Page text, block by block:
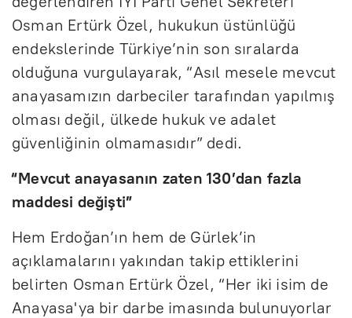
Osman Ertürk Özel, hukukun üstünlüğü
endekslerinde Türkiye’nin son sıralarda
olduğuna vurgulayarak, “Asıl mesele mevcut
anayasamızın darbeciler tarafından yapılmış
olması değil, ülkede hukuk ve adalet
güvenliğinin olmamasıdır” dedi.
“Mevcut anayasanın zaten 130’dan fazla
maddesi değişti”
Hem Erdoğan’ın hem de Gürlek’in
açıklamalarını yakından takip ettiklerini
belirten Osman Ertürk Özel, “Her iki isim de
Anayasa'ya bir darbe imasında bulunuyorlar